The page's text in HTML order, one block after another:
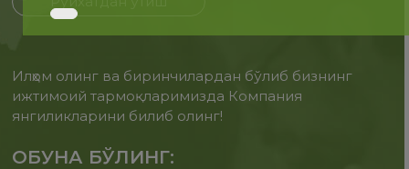
Илҳом олинг ва биринчилардан бўлиб бизнинг
ижтимоий тармоқларимизда Компания
янгиликларини билиб олинг!
ОБУНА БЎЛИНГ: